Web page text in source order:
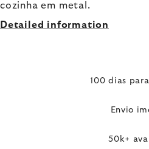
cozinha em metal.
Detailed information
100 dias
Envio
50k+